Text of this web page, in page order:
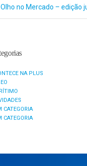
no Mercado – edição
NA PLUS
CATEGORIA
CATEGORIA